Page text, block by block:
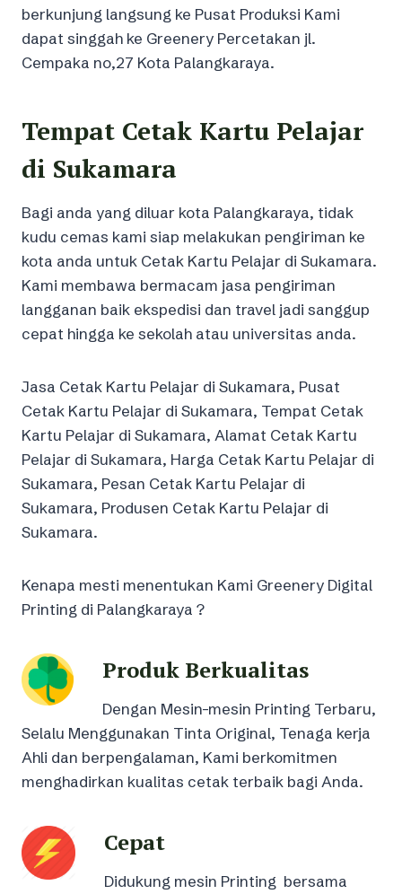
berkunjung langsung ke Pusat Produksi Kami
dapat singgah ke Greenery Percetakan jl.
Cempaka no,27 Kota Palangkaraya.
Tempat Cetak Kartu Pelajar
di Sukamara
Bagi anda yang diluar kota Palangkaraya, tidak
kudu cemas kami siap melakukan pengiriman ke
kota anda untuk Cetak Kartu Pelajar di Sukamara.
Kami membawa bermacam jasa pengiriman
langganan baik ekspedisi dan travel jadi sanggup
cepat hingga ke sekolah atau universitas anda.
Jasa Cetak Kartu Pelajar di Sukamara, Pusat
Cetak Kartu Pelajar di Sukamara, Tempat Cetak
Kartu Pelajar di Sukamara, Alamat Cetak Kartu
Pelajar di Sukamara, Harga Cetak Kartu Pelajar di
Sukamara, Pesan Cetak Kartu Pelajar di
Sukamara, Produsen Cetak Kartu Pelajar di
Sukamara.
Kenapa mesti menentukan Kami Greenery Digital
Printing di Palangkaraya ?
Produk Berkualitas
Dengan Mesin-mesin Printing Terbaru,
Selalu Menggunakan Tinta Original, Tenaga kerja
Ahli dan berpengalaman, Kami berkomitmen
menghadirkan kualitas cetak terbaik bagi Anda.
Cepat
Didukung mesin Printing bersama